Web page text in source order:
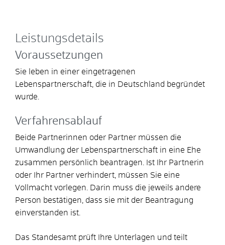
Leistungsdetails
Voraussetzungen
Sie leben in einer eingetragenen
Lebenspartnerschaft, die in Deutschland begründet
wurde.
Verfahrensablauf
Beide Partnerinnen oder Partner müssen die
Umwandlung der Lebenspartnerschaft in eine Ehe
zusammen persönlich beantragen.
Ist Ihr Partnerin
oder Ihr Partner verhindert, müssen Sie eine
Vollmacht vorlegen. Darin muss die jeweils andere
Person bestätigen, dass sie mit der Beantragung
einverstanden ist.
Das Standesamt prüft Ihre Unterlagen und teilt